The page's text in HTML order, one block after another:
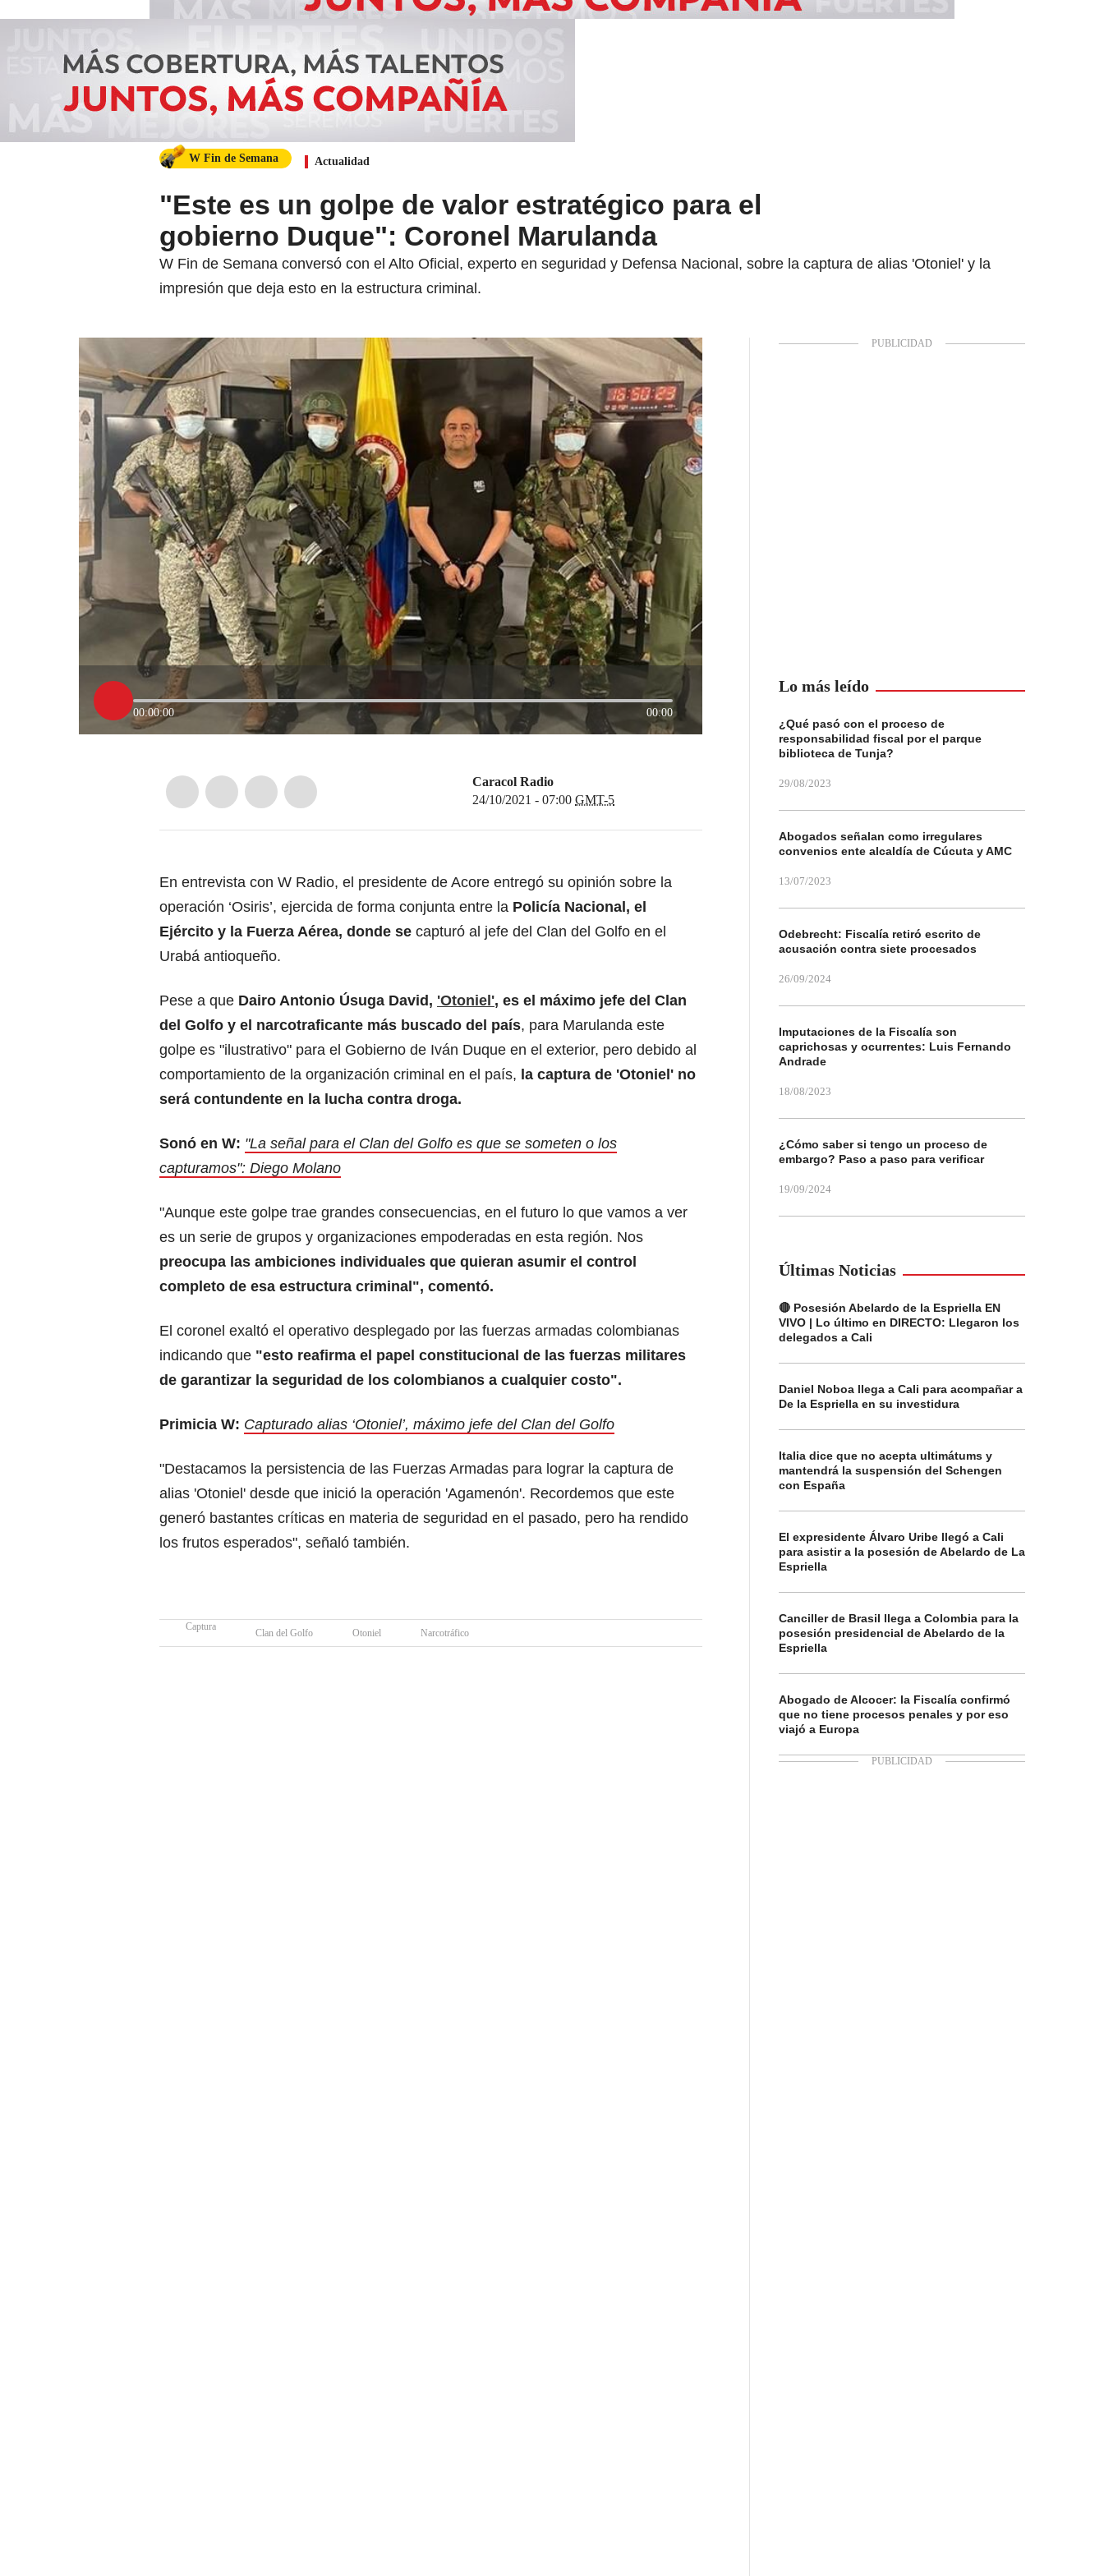
W Fin de Semana Actualidad
"Este es un golpe de valor estratégico para el
gobierno Duque": Coronel Marulanda
W Fin de Semana conversó con el Alto Oficial, experto en seguridad y Defensa Nacional, sobre la captura de alias 'Otoniel' y la
impresión que deja esto en la estructura criminal.
00:00:00 00:00
Caracol Radio
24/10/2021 - 07:00 GMT-5
En entrevista con W Radio, el presidente de Acore entregó su opinión sobre la
operación ‘Osiris’, ejercida de forma conjunta entre la Policía Nacional, el
Ejército y la Fuerza Aérea, donde se capturó al jefe del Clan del Golfo en el
Urabá antioqueño.
Pese a que Dairo Antonio Úsuga David, 'Otoniel', es el máximo jefe del Clan
del Golfo y el narcotraficante más buscado del país, para Marulanda este
golpe es "ilustrativo" para el Gobierno de Iván Duque en el exterior, pero debido al
comportamiento de la organización criminal en el país, la captura de 'Otoniel' no
será contundente en la lucha contra droga.
Sonó en W: "La señal para el Clan del Golfo es que se someten o los
capturamos": Diego Molano
"Aunque este golpe trae grandes consecuencias, en el futuro lo que vamos a ver
es un serie de grupos y organizaciones empoderadas en esta región. Nos
preocupa las ambiciones individuales que quieran asumir el control
completo de esa estructura criminal", comentó.
El coronel exaltó el operativo desplegado por las fuerzas armadas colombianas
indicando que "esto reafirma el papel constitucional de las fuerzas militares
de garantizar la seguridad de los colombianos a cualquier costo".
Primicia W: Capturado alias ‘Otoniel’, máximo jefe del Clan del Golfo
"Destacamos la persistencia de las Fuerzas Armadas para lograr la captura de
alias 'Otoniel' desde que inició la operación 'Agamenón'. Recordemos que este
generó bastantes críticas en materia de seguridad en el pasado, pero ha rendido
los frutos esperados", señaló también.
Captura
Clan del Golfo Otoniel Narcotráfico
Lo más leído
¿Qué pasó con el proceso de
responsabilidad fiscal por el parque
biblioteca de Tunja?
29/08/2023
Abogados señalan como irregulares
convenios ente alcaldía de Cúcuta y AMC
13/07/2023
Odebrecht: Fiscalía retiró escrito de
acusación contra siete procesados
26/09/2024
Imputaciones de la Fiscalía son
caprichosas y ocurrentes: Luis Fernando
Andrade
18/08/2023
¿Cómo saber si tengo un proceso de
embargo? Paso a paso para verificar
19/09/2024
Últimas Noticias
🔴 Posesión Abelardo de la Espriella EN
VIVO | Lo último en DIRECTO: Llegaron los
delegados a Cali
Daniel Noboa llega a Cali para acompañar a
De la Espriella en su investidura
Italia dice que no acepta ultimátums y
mantendrá la suspensión del Schengen
con España
El expresidente Álvaro Uribe llegó a Cali
para asistir a la posesión de Abelardo de La
Espriella
Canciller de Brasil llega a Colombia para la
posesión presidencial de Abelardo de la
Espriella
Abogado de Alcocer: la Fiscalía confirmó
que no tiene procesos penales y por eso
viajó a Europa